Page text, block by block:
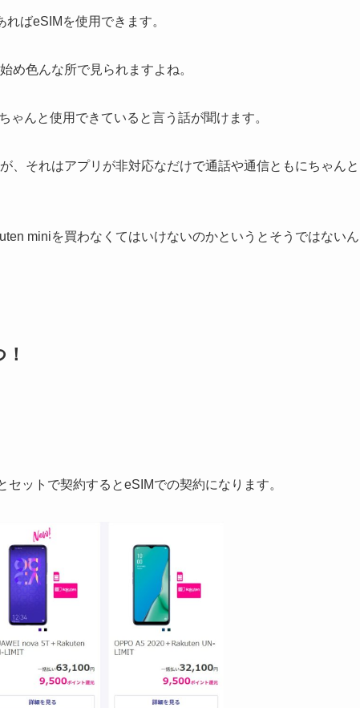
ばeSIMを使用できます。
め色んな所で見られますよね。
んと使用できていると言う話が聞けます。
、それはアプリが非対応なだけで通話や通信ともにちゃんと
miniを買わなくてはいけないのかというとそうではないん
ットで契約するとeSIMでの契約になります。